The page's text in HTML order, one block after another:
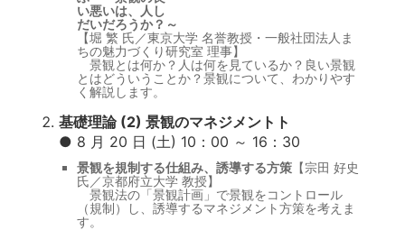
い悪いは、人し
だいだろうか？～
【堀 繁 氏／東京大学 名誉教授・一般社団法人ま
ちの魅力づくり研究室 理事】
景観とは何か？人は何を見ているか？良い景観
とはどういうことか？景観について、わかりやす
く解説します。
基礎理論 (2) 景観のマネジメントト
● 8 月 20 日 (土) 10：00 ～ 16：30
景観を規制する仕組み、誘導する方策 【宗田 好史
氏／京都府立大学 教授】
景観法の「景観計画」で景観をコントロール
（規制）し、誘導するマネジメント方策を考えま
す。